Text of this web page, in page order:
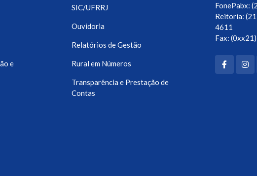
e
SIC/UFRRJ
Ouvidoria
Relatórios de Gestão
Rural em Números
Transparência e Prestação de
Contas
FonePabx:
Reitoria:
4611
Fax: